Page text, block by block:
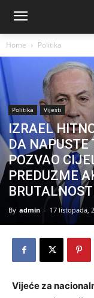
Home Politika
Politika Vijesti
IZRAEL
DA NAPUSTE
POZVAO
PREDUZME
By admin - 17 listopada,
Vijeće za